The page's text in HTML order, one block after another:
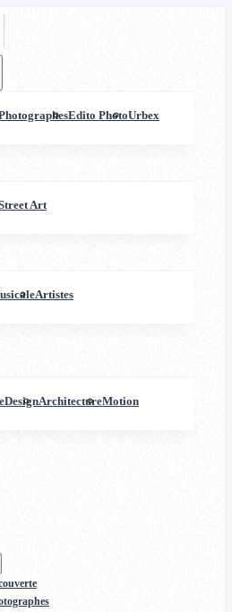
Edito PhotoUrbex
Art
Artistes
DesignArchitectureMotion